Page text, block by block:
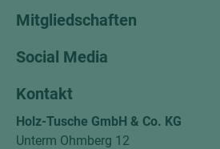
Mitgliedschaften
Social Media
Kontakt
Holz-Tusche GmbH & Co. KG
Unterm Ohmberg 12